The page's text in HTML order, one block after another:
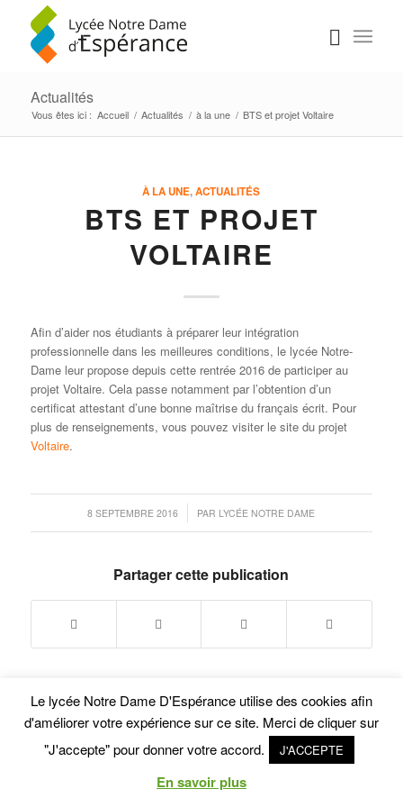
Actualités
Vous êtes ici : Accueil / Actualités / à la une / BTS et projet Voltaire
À LA UNE,ACTUALITÉS
BTS ET PROJET
VOLTAIRE
Afin d’aider nos étudiants à préparer leur intégration
professionnelle dans les meilleures conditions, le lycée Notre-
Dame leur propose depuis cette rentrée 2016 de participer au
projet Voltaire. Cela passe notamment par l’obtention d’un
certificat attestant d’une bonne maîtrise du français écrit. Pour
plus de renseignements, vous pouvez visiter le site du projet
Voltaire.
8 SEPTEMBRE 2016
/ PAR LYCÉE NOTRE DAME
Partager cette publication
Le lycée Notre Dame D'Espérance utilise des cookies afin
d'améliorer votre expérience sur ce site. Merci de cliquer sur
"J'accepte" pour donner votre accord.
J'ACCEPTE
En savoir plus